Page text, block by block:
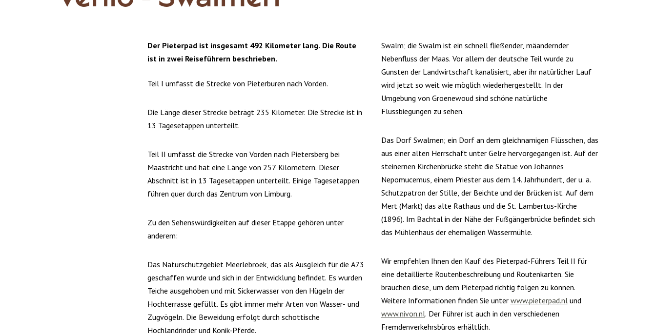
Der Pieterpad ist insgesamt 492 Kilometer lang. Die Route
ist in zwei Reiseführern beschrieben.
Teil I umfasst die Strecke von Pieterburen nach Vorden.
Die Länge dieser Strecke beträgt 235 Kilometer. Die Strecke ist in
13 Tagesetappen unterteilt.
Teil II umfasst die Strecke von Vorden nach Pietersberg bei
Maastricht und hat eine Länge von 257 Kilometern. Dieser
Abschnitt ist in 13 Tagesetappen unterteilt. Einige Tagesetappen
führen quer durch das Zentrum von Limburg.
Zu den Sehenswürdigkeiten auf dieser Etappe gehören unter
anderem:
Das Naturschutzgebiet Meerlebroek, das als Ausgleich für die A73
geschaffen wurde und sich in der Entwicklung befindet. Es wurden
Teiche ausgehoben und mit Sickerwasser von den Hügeln der
Hochterrasse gefüllt. Es gibt immer mehr Arten von Wasser- und
Zugvögeln. Die Beweidung erfolgt durch schottische
Hochlandrinder und Konik-Pferde.
Swalm; die Swalm ist ein schnell fließender, mäandernder
Nebenfluss der Maas. Vor allem der deutsche Teil wurde zu
Gunsten der Landwirtschaft kanalisiert, aber ihr natürlicher Lauf
wird jetzt so weit wie möglich wiederhergestellt. In der
Umgebung von Groenewoud sind schöne natürliche
Flussbiegungen zu sehen.
Das Dorf Swalmen; ein Dorf an dem gleichnamigen Flüsschen, das
aus einer alten Herrschaft unter Gelre hervorgegangen ist. Auf der
steinernen Kirchenbrücke steht die Statue von Johannes
Nepomucemus, einem Priester aus dem 14. Jahrhundert, der u. a.
Schutzpatron der Stille, der Beichte und der Brücken ist. Auf dem
Mert (Markt) das alte Rathaus und die St. Lambertus-Kirche
(1896). Im Bachtal in der Nähe der Fußgängerbrücke befindet sich
das Mühlenhaus der ehemaligen Wassermühle.
Wir empfehlen Ihnen den Kauf des Pieterpad-Führers Teil II für
eine detaillierte Routenbeschreibung und Routenkarten. Sie
brauchen diese, um dem Pieterpad richtig folgen zu können.
Weitere Informationen finden Sie unter www.pieterpad.nlund
www.nivon.nl. Der Führer ist auch in den verschiedenen
Fremdenverkehrsbüros erhältlich.